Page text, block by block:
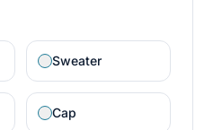
Sweater
Cap